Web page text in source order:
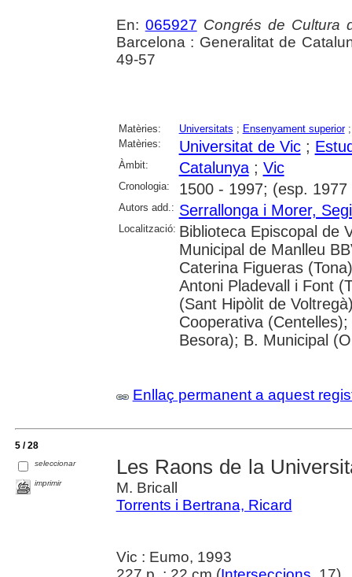
En: 065927 Congrés de Cultura
Barcelona : Generalitat de
49-57
Matèries: Universitats ; Ensenyament superior
Matèries:
Universitat de Vic;
Àmbit: Catalunya; Vic
Cronologia: 1500 - 1997; (esp. 1977
Autors add.: Serrallonga i Morer,
Localització: Biblioteca Episcopal de
Municipal de Manlleu
Caterina Figueras
Antoni Pladevall i Font
(Sant Hipòlit de
Cooperativa
Besora); B. Municipal
Enllaç permanent a aquest
5 / 28
seleccionar
imprimir
Les Raons de la
M. Bricall
Torrents i Bertrana, Ricard
Vic : Eumo, 1993